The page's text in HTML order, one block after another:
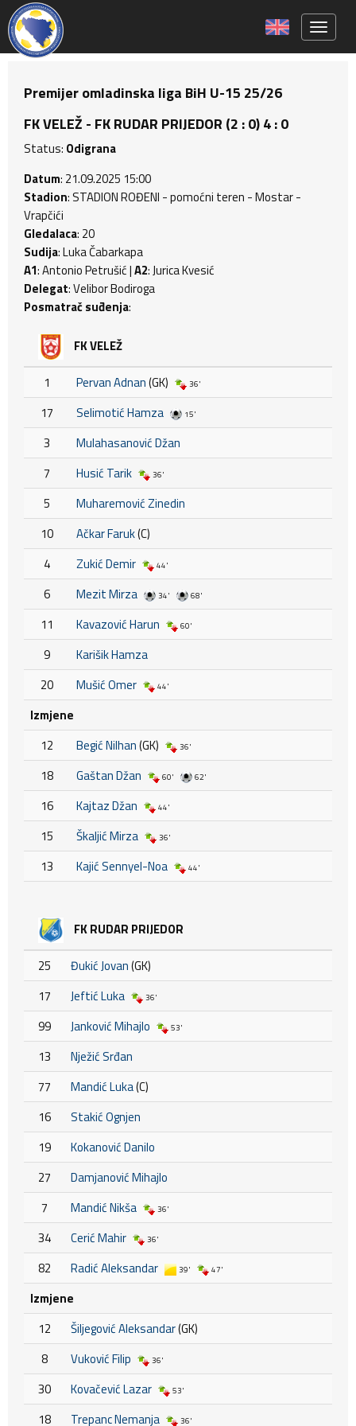
Premijer omladinska liga BiH U-15 25/26
FK VELEŽ - FK RUDAR PRIJEDOR (2 : 0) 4 : 0
Status: Odigrana
Datum: 21.09.2025 15:00
Stadion: STADION ROĐENI - pomoćni teren - Mostar -
Vrapčići
Gledalaca: 20
Sudija: Luka Čabarkapa
A1: Antonio Petrušić |A2: Jurica Kvesić
Delegat: Velibor Bodiroga
Posmatrač suđenja:
FK VELEŽ
1 Pervan Adnan(GK) 36'
17 Selimotić Hamza 15'
3
Mulahasanović Džan
7
Husić Tarik 36'
5
Muharemović Zinedin
10
Ačkar Faruk(C)
4
Zukić Demir 44'
6 Mezit Mirza 34' 68'
11 Kavazović Harun 60'
9
Karišik Hamza
20
Mušić Omer 44'
Izmjene
12
Begić Nilhan(GK) 36'
18 Gaštan Džan 60' 62'
16 Kajtaz Džan 44'
15 Škaljić Mirza 36'
13 Kajić Sennyel-Noa 44'
FK RUDAR PRIJEDOR
25 Đukić Jovan(GK)
17
Jeftić Luka 36'
99 Janković Mihajlo 53'
13
Nježić Srđan
77
Mandić Luka(C)
16
Stakić Ognjen
19
Kokanović Danilo
27
Damjanović Mihajlo
7
Mandić Nikša 36'
34 Cerić Mahir 36'
82 Radić Aleksandar 39' 47'
Izmjene
12
Šiljegović Aleksandar(GK)
8
Vuković Filip 36'
30 Kovačević Lazar 53'
18 Trepanc Nemanja 36'